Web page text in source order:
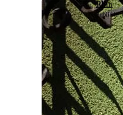
Rhin
Publié le :